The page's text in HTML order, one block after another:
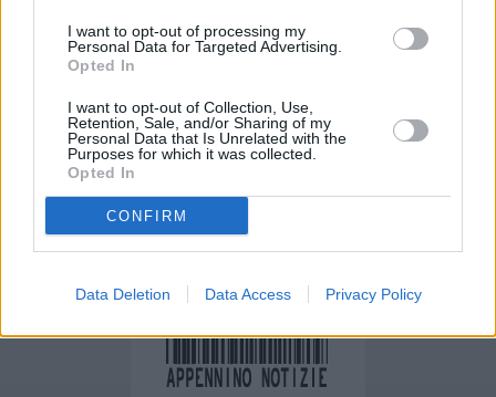
I want to opt-out of processing my
Personal Data for Targeted Advertising.
Opted In
I want to opt-out of Collection, Use,
Retention, Sale, and/or Sharing of my
Personal Data that Is Unrelated with the
Purposes for which it was collected.
Opted In
CONFIRM
Data Deletion Data Access Privacy Policy
Previous article
Argento Italia nella
sciabola a squadre uomini
Next article
Esce a ottobre “Mark
Albums 1996-2007”